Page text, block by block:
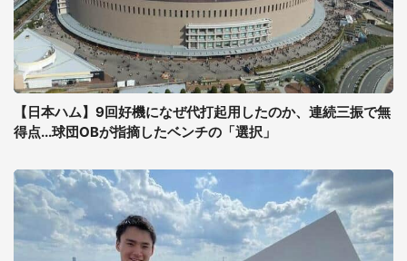
【日本ハム】9回好機になぜ代打起用したのか、連続三振で無
得点...球団OBが指摘したベンチの「選択」